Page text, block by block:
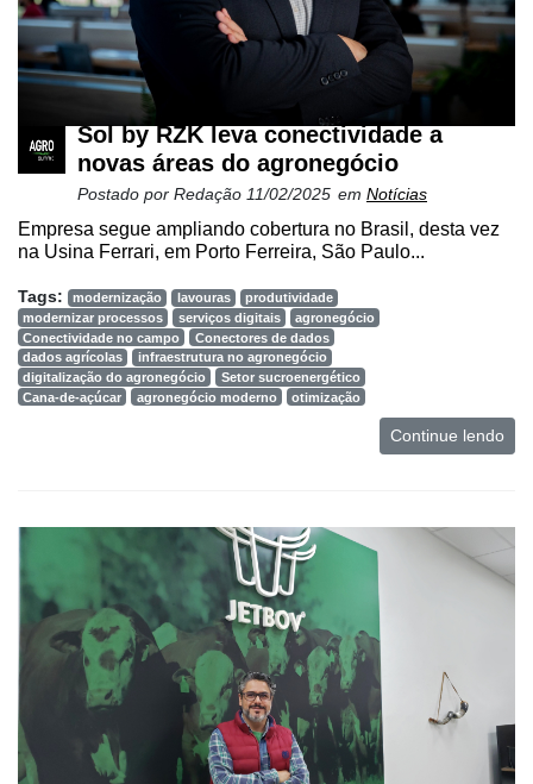
Cadastre-
se
Sol by RZK leva conectividade a
novas áreas do agronegócio
Postado por Redação 11/02/2025 em Notícias
Empresa segue ampliando cobertura no Brasil, desta vez
na Usina Ferrari, em Porto Ferreira, São Paulo...
Tags: modernização lavouras
produtividade
modernizar processos
serviços digitais
agronegócio
Conectividade no campo
Conectores de dados
dados agrícolas
infraestrutura no agronegócio
digitalização do agronegócio
Setor sucroenergético
Cana-de-açúcar
agronegócio moderno otimização
Continue lendo